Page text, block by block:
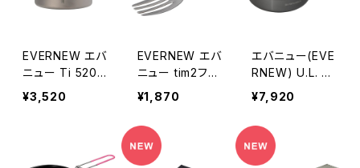
EVERNEW エバ
ニュー Ti 520 c
up NH
¥3,520
EVERNEW エバ
ニュー tim2フォ
ーク ティムテ
ィム
¥1,870
エバニュー(EVE
RNEW) U.L. Al
u.Pan 18cm
¥7,920